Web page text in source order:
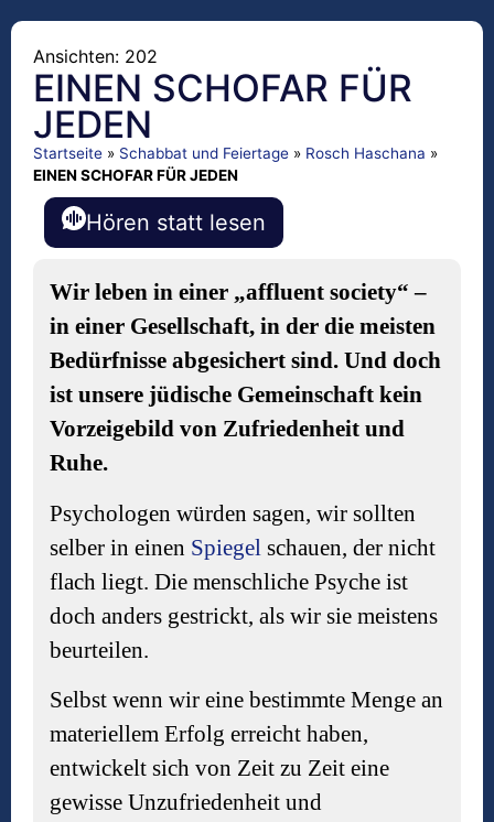
Ansichten: 202
EINEN SCHOFAR FÜR
JEDEN
Startseite » Schabbat und Feiertage » Rosch Haschana »
EINEN SCHOFAR FÜR JEDEN
Hören statt lesen
Wir leben in einer „affluent society“ –
in einer Gesellschaft, in der die meisten
Bedürfnisse abgesichert sind. Und doch
ist unsere jüdische Gemeinschaft kein
Vorzeigebild von Zufriedenheit und
Ruhe.
Psychologen würden sagen, wir sollten
selber in einen Spiegel schauen, der nicht
flach liegt. Die menschliche Psyche ist
doch anders gestrickt, als wir sie meistens
beurteilen.
Selbst wenn wir eine bestimmte Menge an
materiellem Erfolg erreicht haben,
entwickelt sich von Zeit zu Zeit eine
gewisse Unzufriedenheit und